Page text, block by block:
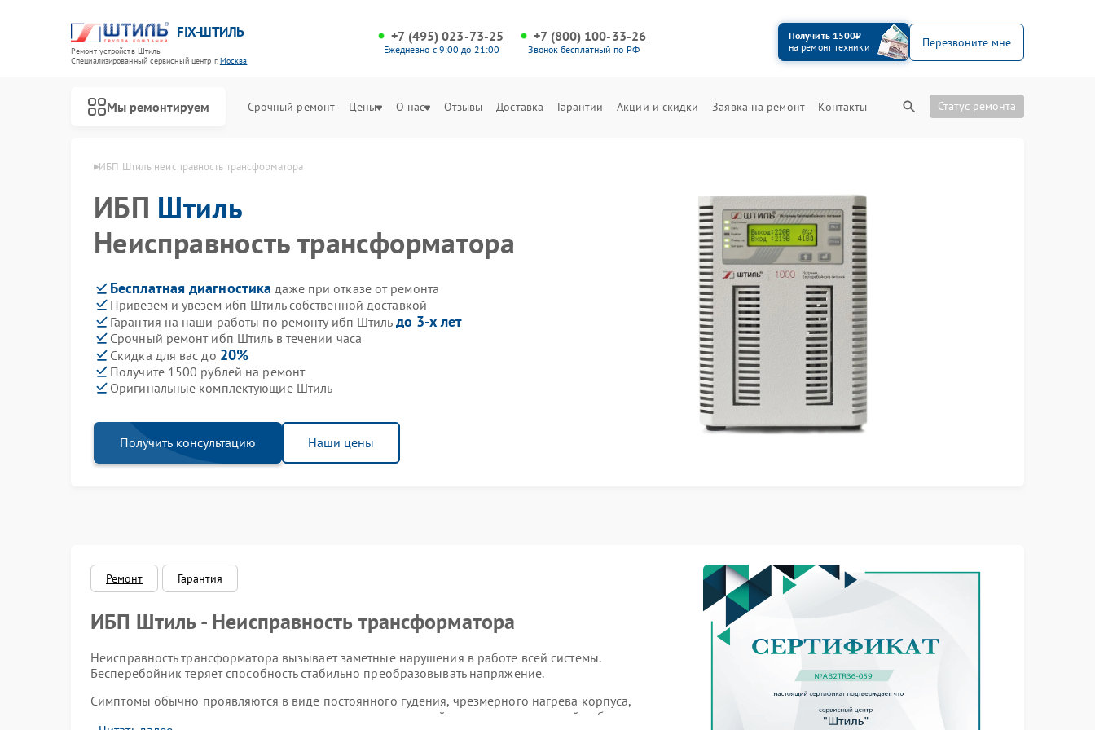
FIX-ШТИЛЬ
Ремонт устройств Штиль
Специализированный cервисный центр г.Москва
+7 (495) 023-73-25
Ежедневно с 9:00 до 21:00
+7 (800) 100-33-26
Звонок бесплатный по РФ
Получить 1500₽
на ремонт техники
Перезвоните мне
Мы ремонтируем Срочный ремонт Цены О нас Отзывы Доставка Гарантии Акции и скидки Заявка на ремонт Контакты Статус ремонта
Штиль в Москве ИБП Штиль неисправность трансформатора
ИБП Штиль
Неисправность трансформатора
Бесплатная диагностика даже при отказе от ремонта
Привезем и увезем ибп Штиль собственной доставкой
Гарантия на наши работы по ремонту ибп Штиль до 3-х лет
Срочный ремонт ибп Штиль в течении часа
Скидка для вас до 20%
Получите 1500 рублей на ремонт
Оригинальные комплектующие Штиль
Получить консультацию Наши цены
Ремонт Гарантия
ИБП Штиль - Неисправность трансформатора
Неисправность трансформатора вызывает заметные нарушения в работе всей системы.
Бесперебойник теряет способность стабильно преобразовывать напряжение.
Симптомы обычно проявляются в виде постоянного гудения, чрезмерного нагрева корпуса,
отсутствия выходного напряжения и внезапных отключений даже при нормальной работе сети.